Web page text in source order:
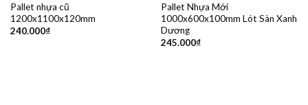
Pallet nhựa cũ
1200x1100x120mm
240.000₫
Pallet Nhựa Mới
1000x600x100mm Lót Sàn Xanh
Dương
245.000₫